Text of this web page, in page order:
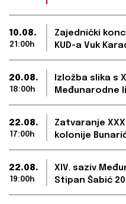
10.08.
21:00h
Zajednički
KUD-a Vuk
20.08.
18:00h
Izložba slika s
Međunarodne
22.08.
17:00h
Zatvaranje
kolonije
22.08.
19:00h
XIV. saziv
Stipan Šabić